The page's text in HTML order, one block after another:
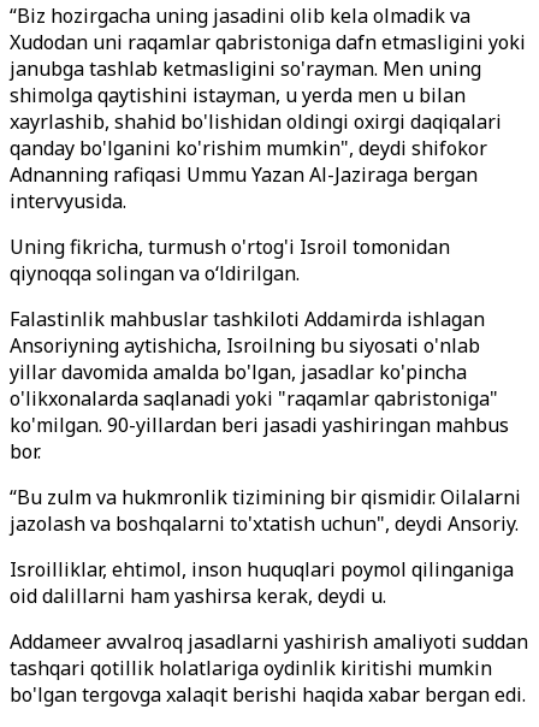
“Biz hozirgacha uning jasadini olib kela olmadik va
Xudodan uni raqamlar qabristoniga dafn etmasligini yoki
janubga tashlab ketmasligini so'rayman. Men uning
shimolga qaytishini istayman, u yerda men u bilan
xayrlashib, shahid bo'lishidan oldingi oxirgi daqiqalari
qanday bo'lganini ko'rishim mumkin", deydi shifokor
Adnanning rafiqasi Ummu Yazan Al-Jaziraga bergan
intervyusida.
Uning fikricha, turmush o'rtog'i Isroil tomonidan
qiynoqqa solingan va o‘ldirilgan.
Falastinlik mahbuslar tashkiloti Addamirda ishlagan
Ansoriyning aytishicha, Isroilning bu siyosati o'nlab
yillar davomida amalda bo'lgan, jasadlar ko'pincha
o'likxonalarda saqlanadi yoki "raqamlar qabristoniga"
ko'milgan. 90-yillardan beri jasadi yashiringan mahbus
bor.
“Bu zulm va hukmronlik tizimining bir qismidir. Oilalarni
jazolash va boshqalarni to'xtatish uchun", deydi Ansoriy.
Isroilliklar, ehtimol, inson huquqlari poymol qilinganiga
oid dalillarni ham yashirsa kerak, deydi u.
Addameer avvalroq jasadlarni yashirish amaliyoti suddan
tashqari qotillik holatlariga oydinlik kiritishi mumkin
bo'lgan tergovga xalaqit berishi haqida xabar bergan edi.